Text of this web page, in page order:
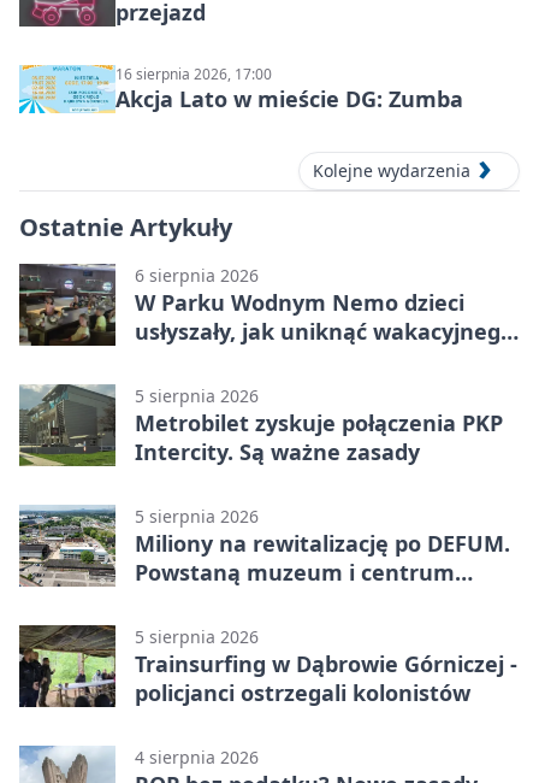
przejazd
16 sierpnia 2026, 17:00
Akcja Lato w mieście DG: Zumba
Kolejne wydarzenia
Ostatnie Artykuły
6 sierpnia 2026
W Parku Wodnym Nemo dzieci
usłyszały, jak uniknąć wakacyjnego
5 sierpnia 2026
Metrobilet zyskuje połączenia PKP
Intercity. Są ważne zasady
5 sierpnia 2026
Miliony na rewitalizację po DEFUM.
Powstaną muzeum i centrum
5 sierpnia 2026
Trainsurfing w Dąbrowie Górniczej -
policjanci ostrzegali kolonistów
4 sierpnia 2026